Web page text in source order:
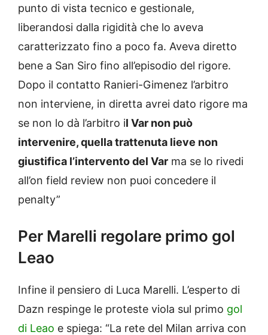
punto di vista tecnico e gestionale,
liberandosi dalla rigidità che lo aveva
caratterizzato fino a poco fa. Aveva diretto
bene a San Siro fino all’episodio del rigore.
Dopo il contatto Ranieri-Gimenez l’arbitro
non interviene, in diretta avrei dato rigore ma
se non lo dà l’arbitro il Var non può
intervenire, quella trattenuta lieve non
giustifica l’intervento del Var ma se lo rivedi
all’on field review non puoi concedere il
penalty”
Per Marelli regolare primo gol
Leao
Infine il pensiero di Luca Marelli. L’esperto di
Dazn respinge le proteste viola sul primo gol
di Leao e spiega: “La rete del Milan arriva con